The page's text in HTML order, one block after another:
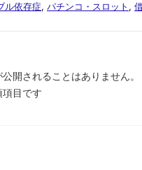
ル依存症, パチンコ・スロット ,
開されることはありません。
目です